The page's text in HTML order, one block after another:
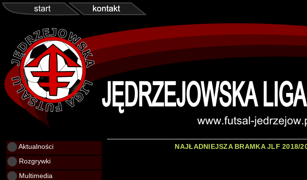
Aktualności
Rozgrywki
Multimedia
NAJŁADNIEJSZA BRAMKA JLF 2018/